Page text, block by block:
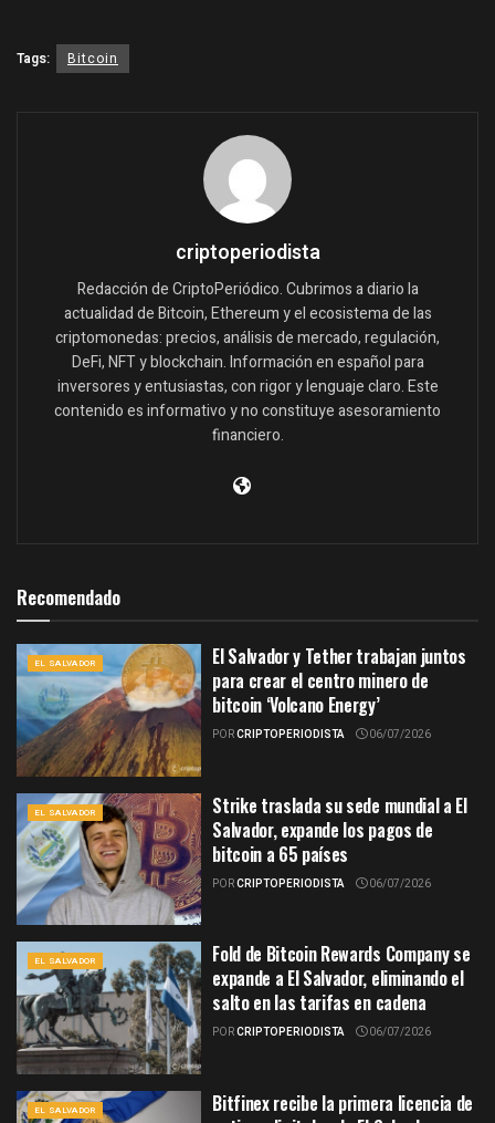
Tags: Bitcoin
criptoperiodista
Redacción de CriptoPeriódico. Cubrimos a diario la
actualidad de Bitcoin, Ethereum y el ecosistema de las
criptomonedas: precios, análisis de mercado, regulación,
DeFi, NFT y blockchain. Información en español para
inversores y entusiastas, con rigor y lenguaje claro. Este
contenido es informativo y no constituye asesoramiento
financiero.
Recomendado
EL SALVADOR
El Salvador y Tether trabajan juntos
para crear el centro minero de
bitcoin ‘Volcano Energy’
PORCRIPTOPERIODISTA 06/07/2026
EL SALVADOR
Strike traslada su sede mundial a El
Salvador, expande los pagos de
bitcoin a 65 países
PORCRIPTOPERIODISTA 06/07/2026
EL SALVADOR
Fold de Bitcoin Rewards Company se
expande a El Salvador, eliminando el
salto en las tarifas en cadena
PORCRIPTOPERIODISTA 06/07/2026
EL SALVADOR
Bitfinex recibe la primera licencia de